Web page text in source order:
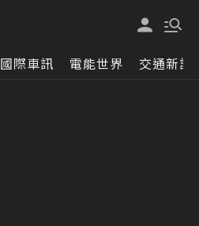
國際車訊 電能世界 交通新訊